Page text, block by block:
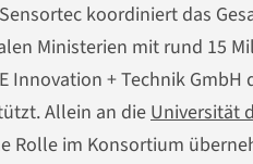
koordiniert das
Ministerien mit rund 15
Innovation + Technik
Allein an dieUniversität
Rolle im Konsortium